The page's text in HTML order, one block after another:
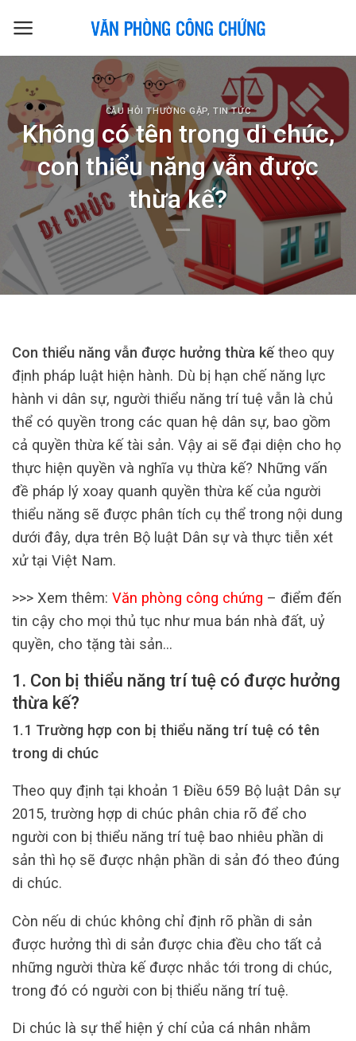
CÂU HỎI THƯỜNG GẶP,TIN TỨC
Không có tên trong di chúc,
con thiểu năng vẫn được
thừa kế?
Con thiểu năng vẫn được hưởng thừa kếtheo quy
định pháp luật hiện hành. Dù bị hạn chế năng lực
hành vi dân sự, người thiểu năng trí tuệ vẫn là chủ
thể có quyền trong các quan hệ dân sự, bao gồm
cả quyền thừa kế tài sản. Vậy ai sẽ đại diện cho họ
thực hiện quyền và nghĩa vụ thừa kế? Những vấn
đề pháp lý xoay quanh quyền thừa kế của người
thiểu năng sẽ được phân tích cụ thể trong nội dung
dưới đây, dựa trên Bộ luật Dân sự và thực tiễn xét
xử tại Việt Nam.
>>> Xem thêm: Văn phòng công chứng – điểm đến
tin cậy cho mọi thủ tục như mua bán nhà đất, uỷ
quyền, cho tặng tài sản…
1. Con bị thiểu năng trí tuệ có được hưởng
thừa kế?
1.1 Trường hợp con bị thiểu năng trí tuệ có tên
trong di chúc
Theo quy định tại khoản 1 Điều 659 Bộ luật Dân sự
2015, trường hợp di chúc phân chia rõ để cho
người con bị thiểu năng trí tuệ bao nhiêu phần di
sản thì họ sẽ được nhận phần di sản đó theo đúng
di chúc.
Còn nếu di chúc không chỉ định rõ phần di sản
được hưởng thì di sản được chia đều cho tất cả
những người thừa kế được nhắc tới trong di chúc,
trong đó có người con bị thiểu năng trí tuệ.
Di chúc là sự thể hiện ý chí của cá nhân nhằm